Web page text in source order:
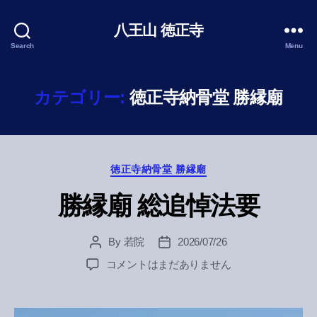
Search
八王山 徳正寺
Menu
カテゴリー: 徳正寺納骨堂 勝縁廟
Categories
徳正寺納骨堂 勝縁廟
勝縁廟 総追悼法要
Post
author
By 若院
Post
date
2026/07/26
勝
総
コメントはまだありません